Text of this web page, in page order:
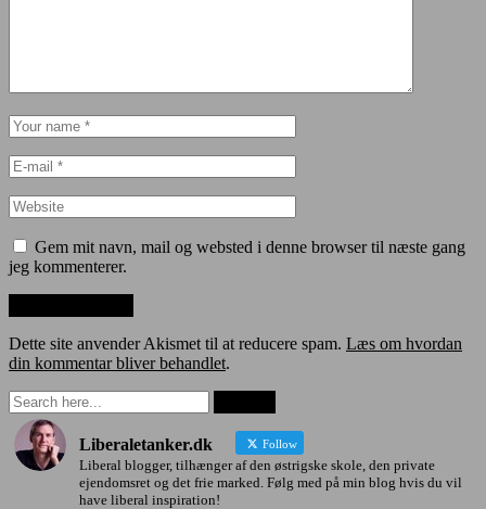
Gem mit navn, mail og websted i denne browser til næste gang
jeg kommenterer.
Dette site anvender Akismet til at reducere spam. Læs om hvordan
din kommentar bliver behandlet.
Liberaletanker.dk Follow
Liberal blogger, tilhænger af den østrigske skole, den private
ejendomsret og det frie marked. Følg med på min blog hvis du vil
have liberal inspiration!